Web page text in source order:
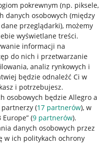
pokrewnym (np. piksele,
danych osobowych (między
przeglądarki), możemy
wyświetlane treści.
informacji na
do nich i przetwarzanie
analiz rynkowych i
będzie odnaleźć Ci w
i potrzebujesz.
osobowych będzie Allegro a
(17 partnerów), w
(9 partnerów).
danych osobowych przez
w ich politykach ochrony